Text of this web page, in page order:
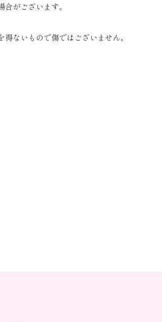
がございます。
ないもので傷ではございません。